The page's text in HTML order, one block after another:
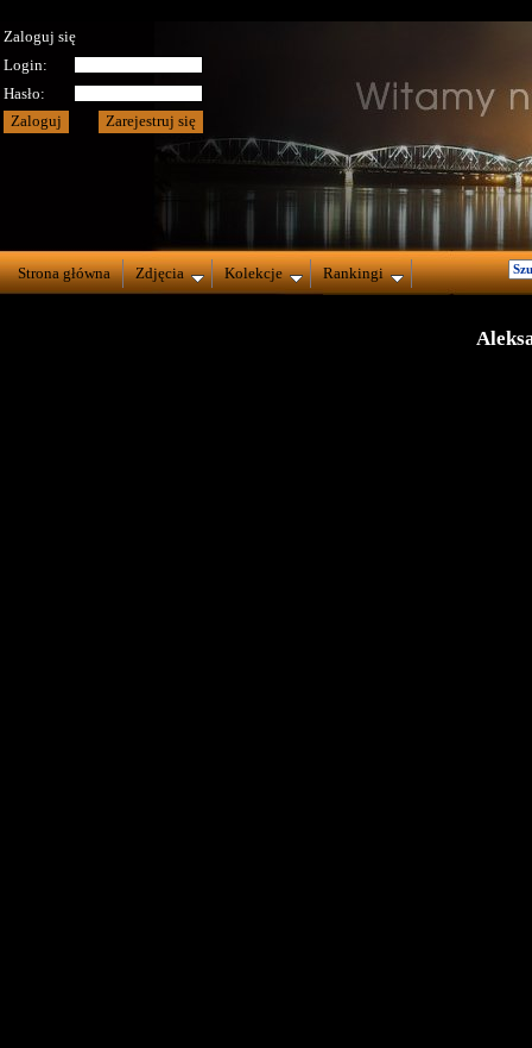
Zaloguj się
Login:
Hasło:
Strona główna Zdjęcia Kolekcje Rankingi